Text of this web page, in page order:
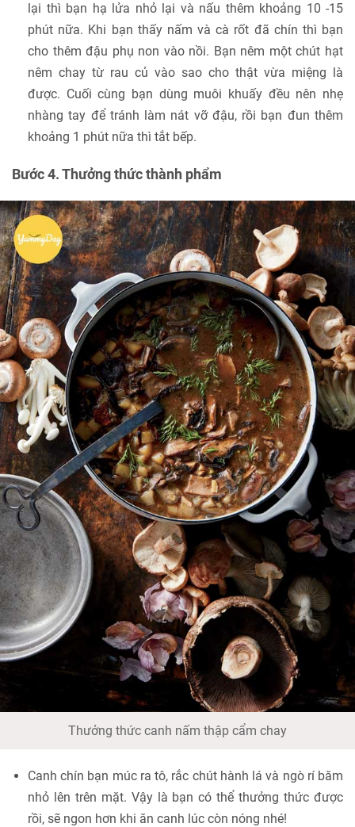
lại thì bạn hạ lửa nhỏ lại và nấu thêm khoảng 10 -15
phút nữa. Khi bạn thấy nấm và cà rốt đã chín thì bạn
cho thêm đậu phụ non vào nồi. Bạn nêm một chút hạt
nêm chay từ rau củ vào sao cho thật vừa miệng là
được. Cuối cùng bạn dùng muôi khuấy đều nên nhẹ
nhàng tay để tránh làm nát vỡ đậu, rồi bạn đun thêm
khoảng 1 phút nữa thì tắt bếp.
Bước 4. Thưởng thức thành phẩm
Thưởng thức canh nấm thập cẩm chay
Canh chín bạn múc ra tô, rắc chút hành lá và ngò rí băm
nhỏ lên trên mặt. Vậy là bạn có thể thưởng thức được
rồi, sẽ ngon hơn khi ăn canh lúc còn nóng nhé!